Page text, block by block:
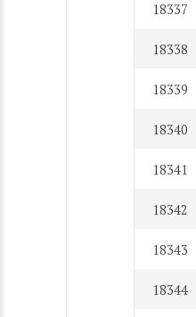
18337
18338
18339
18340
18341
18342
18343
18344